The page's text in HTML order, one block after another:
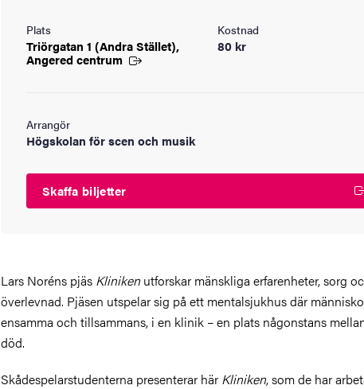
Plats
Triörgatan 1 (Andra Stället),
Angered centrum
Kostnad
80 kr
Arrangör
Högskolan för scen och musik
Skaffa biljetter
Lars Noréns pjäs Kliniken utforskar mänskliga erfarenheter, sorg
överlevnad. Pjäsen utspelar sig på ett mentalsjukhus där
ensamma och tillsammans, i en klinik – en plats någonstans
död.
Skådespelarstudenterna presenterar här Kliniken, som de har